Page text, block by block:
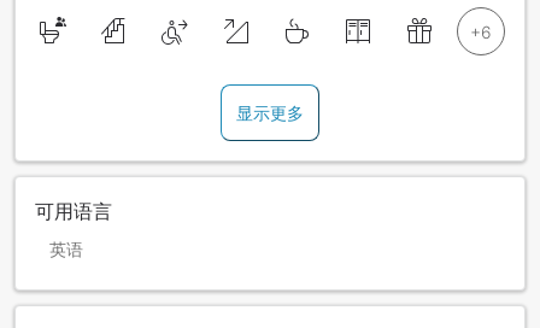
显示更多
可用语言
英语